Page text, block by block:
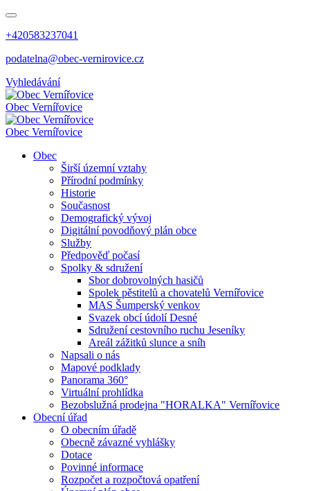
+420583237041
podatelna@obec-vernirovice.cz
Vyhledávání
Obec Vernířovice
Obec Vernířovice
Obec
Širší územní vztahy
Přírodní podmínky
Historie
Současnost
Demografický vývoj
Digitální povodňový plán obce
Služby
Předpověď počasí
Spolky & sdružení
Sbor dobrovolných hasičů
Spolek pěstitelů a chovatelů Vernířovice
MAS Šumperský venkov
Svazek obcí údolí Desné
Sdružení cestovního ruchu Jeseníky
Areál zážitků slunce a sníh
Napsali o nás
Mapové podklady
Panorama 360°
Virtuální prohlídka
Bezobslužná prodejna "HORALKA" Vernířovice
Obecní úřad
O obecním úřadě
Obecně závazné vyhlášky
Dotace
Povinné informace
Rozpočet a rozpočtová opatření